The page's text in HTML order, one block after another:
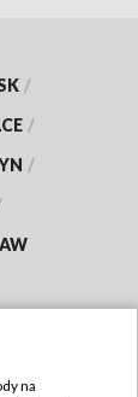
/
/
/
na